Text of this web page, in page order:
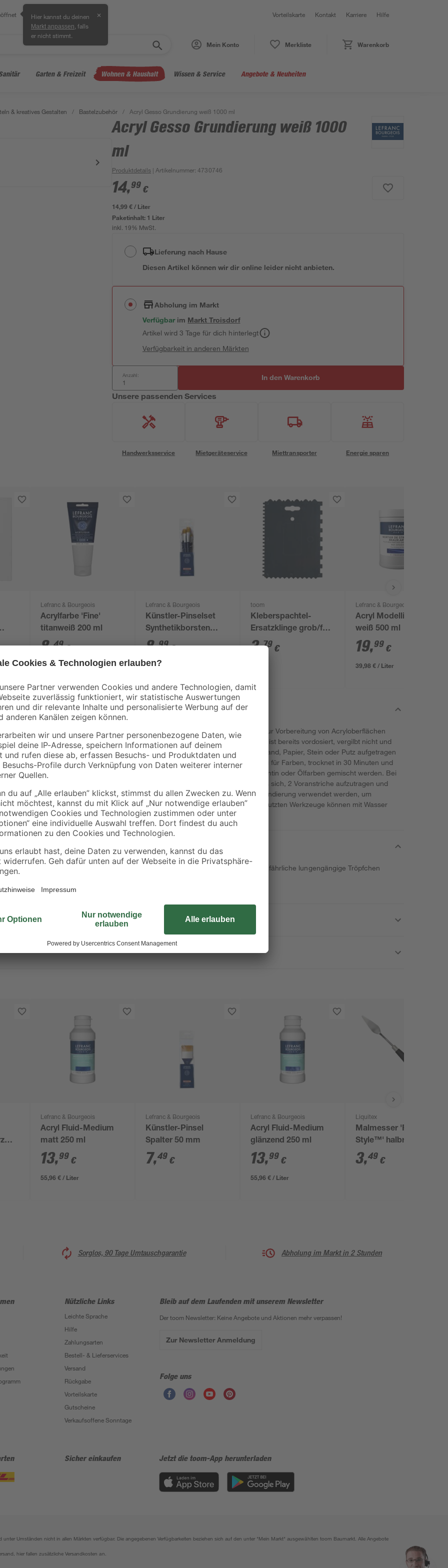
Hier kannst du deinen
Markt anpassen , falls
er nicht stimmt.
✕ Vorteilskarte Kontakt Karriere Hilfe
Mein Konto Merkliste Warenkorb
Garten & Freizeit Wohnen & Haushalt Wissen & Service Angebote & Neuheiten
& kreatives Gestalten / Bastelzubehör / Acryl Gesso Grundierung weiß 1000 ml
Acryl Gesso Grundierung weiß 1000
ml
Produktdetails | Artikelnummer:4730746
14,99 €
14,99 € / Liter
Paketinhalt: 1 Liter
inkl. 19% MwSt.
Lieferung nach Hause
Diesen Artikel können wir dir online leider nicht anbieten.
Abholung im Markt
Verfügbar im MarktTroisdorf
Artikel wird 3 Tage für dich hinterlegt
Verfügbarkeit in anderen Märkten
Anzahl: In den Warenkorb
Unsere passenden Services
Handwerksservice Mietgeräteservice Miettransporter Energie sparen
Lefranc & Bourgeois
Acrylfarbe 'Fine'
titanweiß 200 ml
8,49€
42,45 € / Liter
Lefranc & Bourgeois
Künstler-Pinselset
Synthetikborsten
rund/flach/filbert, 6-
8,99€
toom
Kleberspachtel-
Ersatzklinge grob/fein
gezahnt
3,79 €
Lefranc & Bourgeois
Acryl Modellierpaste
weiß 500 ml
19,99 €
39,98 € / Liter
Das matte Gesso von Lefranc Bourgeois kann zur Vorbereitung von Acryloberflächen
verwendet werden. Dieses perfekt weiße Gesso ist bereits vordosiert, vergilbt nicht und
kann auf allen porösen Untergründen wie Leinwand, Papier, Stein oder Putz aufgetragen
werden. Dieses Gesso ist eine gute Grundierung für Farben, trocknet in 30 Minuten und
kann geschliffen werden. Es darf nicht mit Terpentin oder Ölfarben gemischt werden. Bei
Anstrichen auf porösem Untergrund empfiehlt es sich, 2 Voranstriche aufzutragen und
diese dann anzuschleifen. Es kann auch als Grundierung verwendet werden, um
Oberflächen für Ölfarben vorzubereiten. Die benutzten Werkzeuge können mit Wasser
gereinigt werden.
on. Kann allergische Reaktionen hervorrufen. Achtung! Beim Sprühen können gefährliche lungengängige Tröpfchen
Lefranc & Bourgeois
Acryl Fluid-Medium
matt 250 ml
13,99 €
55,96 € / Liter
Lefranc & Bourgeois
Künstler-Pinsel
Spalter 50 mm
7,49 €
Lefranc & Bourgeois
Acryl Fluid-Medium
glänzend 250 ml
13,99 €
55,96 € / Liter
Liquitex
Malmesser 'Free-
Style™' halbrund Nr.
15
3,49 €
Sorglos, 90 Tage Umtauschgarantie Abholung im Markt in 2 Stunden
Nützliche Links
Leichte Sprache
Hilfe
Zahlungsarten
Bestell- & Lieferservices
Versand
Rückgabe
Vorteilskarte
Gutscheine
Verkaufsoffene Sonntage
Bleib auf dem Laufenden mit unserem Newsletter
Der toom Newsletter: Keine Angebote und Aktionen mehr verpassen!
Zur Newsletter Anmeldung
Folge uns
Sicher einkaufen Jetzt die toom-App herunterladen
Umständen nicht in allen Märkten verfügbar. Die angegebenen Verfügbarkeiten beziehen sich auf den unter "Mein Markt" ausgewählten toom Baumarkt. Alle Angebote
hier fallen zusätzliche Versandkosten an.